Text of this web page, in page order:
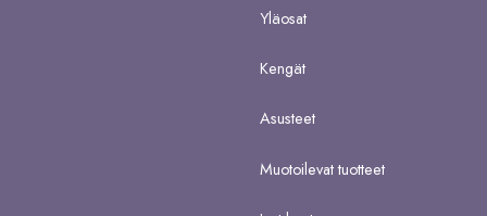
Yläosat
Kengät
Asusteet
Muotoilevat tuotteet